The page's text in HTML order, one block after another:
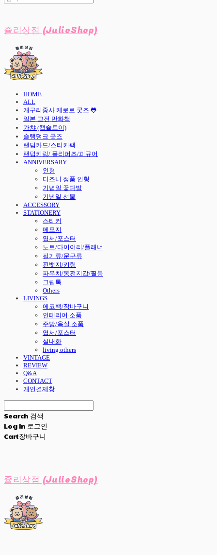
쥴리상점 (JulieShop)
HOME
ALL
개구리중사 케로로 굿즈 🐸
일본 고전 만화책
가챠 (캡슐토이)
슬램덩크 굿즈
랜덤카드/스티커팩
랜덤키링/ 플리퍼즈/피규어
ANNIVERSARY
인형
디즈니 정품 인형
기념일 꽃다발
기념일 선물
ACCESSORY
STATIONERY
스티커
메모지
엽서/포스터
노트/다이어리/플래너
필기류/문구류
핀뱃지/키링
파우치/동전지갑/필통
그립톡
Others
LIVINGS
에코백/장바구니
인테리어 소품
주방/욕실 소품
엽서/포스터
실내화
living others
VINTAGE
REVIEW
Q&A
CONTACT
개인결제창
Search 검색
Log In 로그인
Cart장바구니
쥴리상점 (JulieShop)